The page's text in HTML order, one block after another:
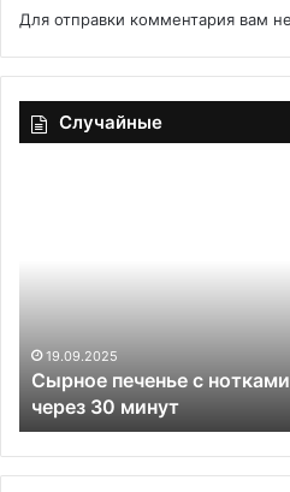
Для отправки комментария вам
Случайные
через
30
минут
19.09.2025
Сырное печенье с
через 30 минут